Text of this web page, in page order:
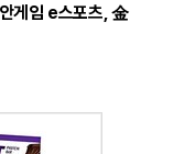
게임 e스포츠, 金